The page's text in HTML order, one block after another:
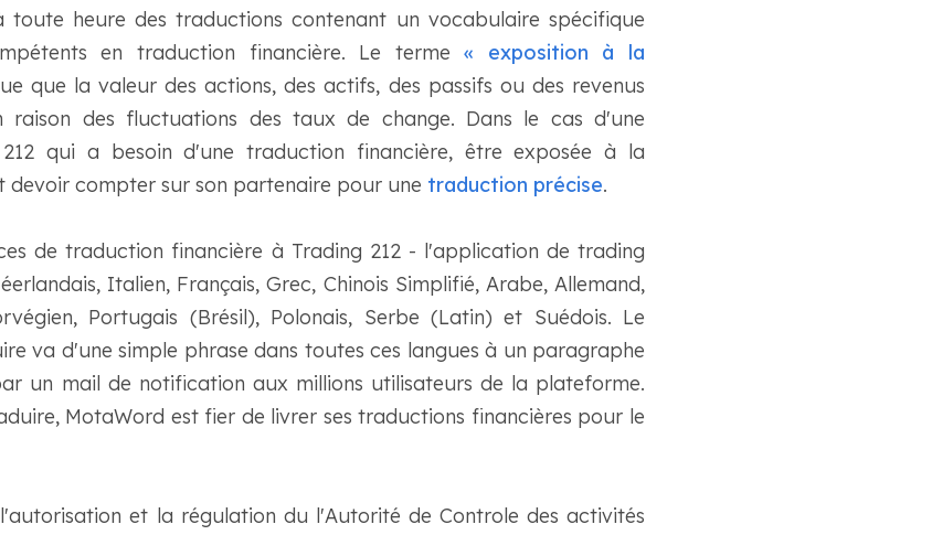
heure des traductions contenant un vocabulaire spécifique
en traduction financière. Le terme« exposition à la
que la valeur des actions, des actifs, des passifs ou des revenus
raison des fluctuations des taux de change. Dans le cas d'une
qui a besoin d'une traduction financière, être exposée à la
devoir compter sur son partenaire pour une traduction précise.
de traduction financière à Trading 212 - l'application de trading
Italien, Français, Grec, Chinois Simplifié, Arabe, Allemand,
Portugais (Brésil), Polonais, Serbe (Latin) et Suédois. Le
va d'une simple phrase dans toutes ces langues à un paragraphe
un mail de notification aux millions utilisateurs de la plateforme.
MotaWord est fier de livrer ses traductions financières pour le
et la régulation du l'Autorité de Controle des activités